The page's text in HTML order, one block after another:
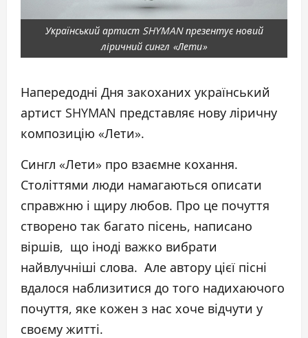
Український артист SHYMAN презентує новий
ліричний сингл «Лети»
Напередодні Дня закоханих український
артист SHYMAN представляє нову ліричну
композицію «Лети».
Сингл «Лети» про взаємне кохання.
Століттями люди намагаються описати
справжню і щиру любов. Про це почуття
створено так багато пісень, написано
віршів, що іноді важко вибрати
найвлучніші слова. Але автору цієї пісні
вдалося наблизитися до того надихаючого
почуття, яке кожен з нас хоче відчути у
своєму житті.